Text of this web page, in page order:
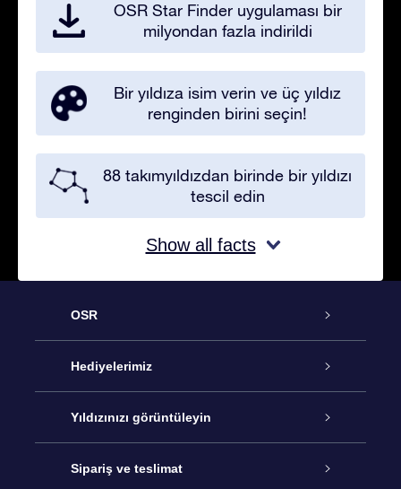
OSR Star Finder uygulaması bir
milyondan fazla indirildi
Bir yıldıza isim verin ve üç yıldız
renginden birini seçin!
88 takımyıldızdan birinde bir yıldızı
tescil edin
Show all facts
OSR
Hizmet
İletişim
Blogu
Hediyelerimiz
Çevrimiçi Yıldız Hediyesi
OSR Hediye Paketi
Yıldızınızı görüntüleyin
Star Register
Sipariş ve teslimat